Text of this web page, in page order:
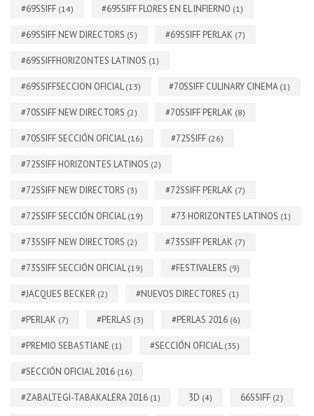
#69SSIFF (14) #69SSIFF FLORES EN EL INFIERNO (1)
#69SSIFF NEW DIRECTORS (5) #69SSIFF PERLAK (7)
#69SSIFFHORIZONTES LATINOS (1)
#69SSIFFSECCION OFICIAL(13) #70SSIFF CULINARY CINEMA (1)
#70SSIFF NEW DIRECTORS (2) #70SSIFF PERLAK (8)
#70SSIFF SECCIÓN OFICIAL(16) #72SSIFF (26)
#72SSIFF HORIZONTES LATINOS (2)
#72SSIFF NEW DIRECTORS (3) #72SSIFF PERLAK (7)
#72SSIFF SECCIÓN OFICIAL(19) #73 HORIZONTES LATINOS (1)
#73SSIFF NEW DIRECTORS (2) #73SSIFF PERLAK (7)
#73SSIFF SECCIÓN OFICIAL(19) #FESTIVALERS (9)
#JACQUES BECKER (2) #NUEVOS DIRECTORES (1)
#PERLAK (7) #PERLAS (3) #PERLAS 2016 (6)
#PREMIO SEBASTIANE (1) #SECCIÓN OFICIAL(35)
#SECCIÓN OFICIAL 2016 (16)
#ZABALTEGI-TABAKALERA 2016 (1) 3D (4) 66SSIFF (2)